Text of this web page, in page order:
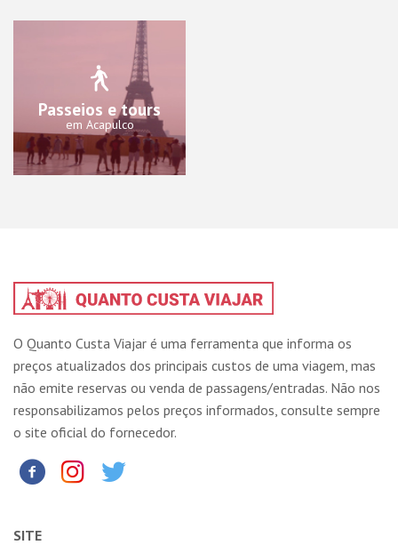
Passeios e tours
em Acapulco
O Quanto Custa Viajar é uma ferramenta que informa os
preços atualizados dos principais custos de uma viagem, mas
não emite reservas ou venda de passagens/entradas. Não nos
responsabilizamos pelos preços informados, consulte sempre
o site oficial do fornecedor.
SITE